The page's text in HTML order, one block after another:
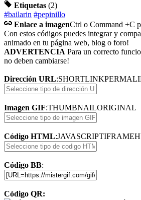
Etiquetas (2)
#bailarin #pepinillo
Enlace a imagenCtrl o Command +C
Con estos códigos puedes integrar y
animado en tu página web, blog o foro!
ADVERTENCIA Para un correcto
no deben cambiarse!
Dirección URL:SHORTLINK
Imagen GIF:THUMBNAILORIGINAL
Código HTML:JAVASCRIPTIFRAME
Código BB:
Código QR: